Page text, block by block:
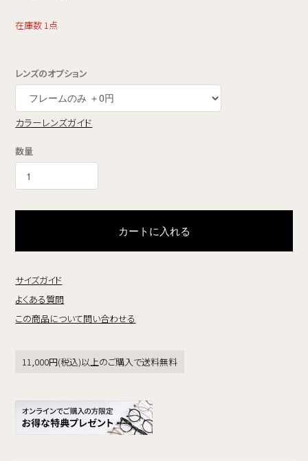
在庫数 1点
レンズのオプション
カラーレンズガイド
数量
カートに入れる
サイズガイド
よくある質問
この商品について問い合わせる
11,000円(税込)以上のご購入で送料無料